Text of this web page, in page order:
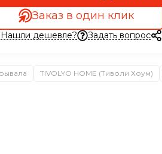
Заказ в один клик
Нашли дешевле? Задать вопрос
TIVOLYO HOME (Тиволи Хоум)